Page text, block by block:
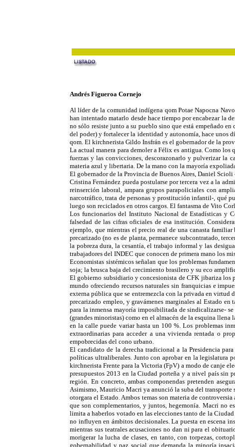
Andrés Figueroa Cornejo
Al líder de la comunidad indígena qom Potae Napocna
han intentado matarlo desde hace tiempo por encabezar la
no sólo resiste junto a su pueblo sino que está empeñado
del poder) y fortalecer la identidad y autonomía, hace unos
qom. El kirchnerista Gildo Insfrán es el gobernador de la
La actual manera para demoler a Félix es antigua. Como
fuerzas y las convicciones, descorazonarlo y pulverizar la
materia azul y libertaria. De la mano con la mayoría
El gobernador de la Provincia de Buenos Aires, Daniel
Cristina Fernández pueda postularse por tercera vez a la
reinserción laboral, ampara grupos parapoliciales con
narcotráfico, trata de personas y prostitución infantil-, qué
luego son reciclados en otros cargos. El fantasma de Vito
Los funcionarios del Instituto Nacional de Estadísticas y
falsedad de las cifras oficiales de esa institución.
ejemplo, que mientras el precio real de una canasta
precarizado (no es de planta, permanece subcontratado,
la pobreza dura, la cesantía, el trabajo informal y las
trabajadores del INDEC que conocen de primera mano los
Economistas sistémicos señalan que los problemas
soja; la brusca baja del crecimiento brasilero y su eco
El gobierno subsidiario y concesionista de CFK jibariza los
mundo ofreciendo recursos naturales sin franquicias e
externa pública que se entremezcla con la privada en virtud
precarizado empleo, y gravámenes marginales al Estado
para la inmensa mayoría imposibilitada de sindicalizarse-
(grandes minoristas) como en el almacén de la esquina
en la calle puede variar hasta un 100 %. Los problemas
extraordinarias para acceder a una vivienda rentada o
empobrecidas del cono urbano.
El candidato de la derecha tradicional a la Presidencia
políticas ultraliberales. Junto con aprobar en la legislatura
kirchnerista Frente para la Victoria (FpV) a modo de canje
presupuestos 2013 en la Ciudad porteña y a nivel país sin
región. En concreto, ambas componendas pretenden
Asimismo, Mauricio Macri ya anunció la suba del transporte
otorgara el Estado. Ambos temas son materia de
que son complementarios, y juntos, hegemonía. Macri no
limita a haberlos votado en las elecciones tanto de la
no influyen en ámbitos decisionales. La puesta en escena
mientras sus teatrales acusaciones no dan ni para el
morigerar la lucha de clases, en tanto, con torpezas,
gobernabilidad y paz social que demanda la minoría